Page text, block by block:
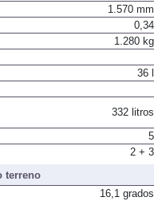
1.570 mm
0,34
1.280 kg
36 l
332 litros
5
2 + 3
terreno
16,1 grados